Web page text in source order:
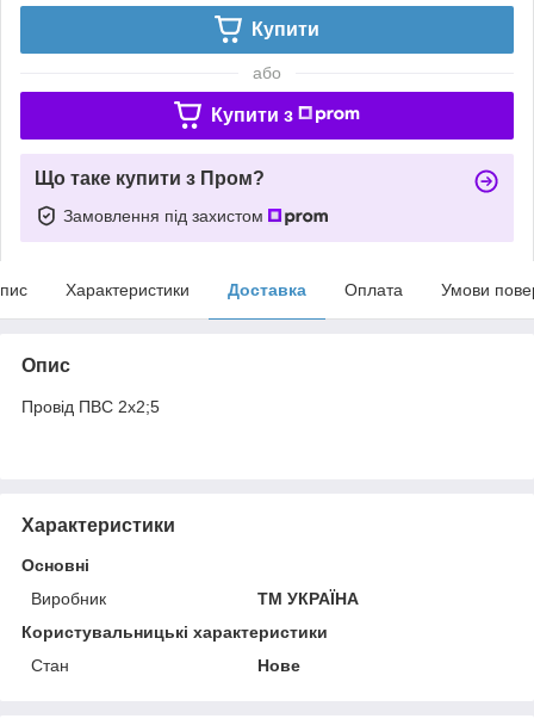
Купити
або
Купити з
Що таке купити з Пром?
Замовлення під захистом
Характеристики Доставка Оплата Умови
Опис
Провiд ПВС 2х2;5
Характеристики
Основні
Виробник
ТМ УКРАЇНА
Користувальницькі характеристики
Стан
Нове